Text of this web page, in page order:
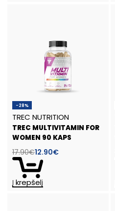
-28%
TREC NUTRITION
TREC MULTIVITAMIN FOR
WOMEN 90 KAPS
17.90€12.90€
Į krepšelį